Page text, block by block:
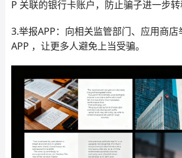
P 关联的银行卡账户，防止骗子进一步转
3.举报APP：向相关监管部门、应用商店
APP ，让更多人避免上当受骗。